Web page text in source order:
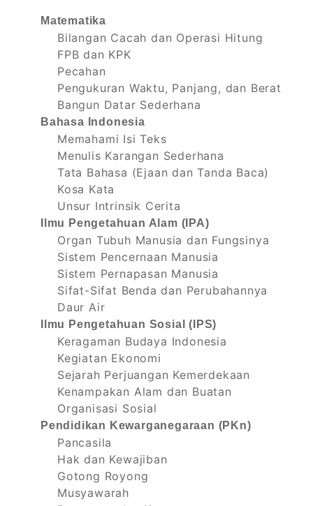
Matematika
Bilangan Cacah dan Operasi Hitung
FPB dan KPK
Pecahan
Pengukuran Waktu, Panjang, dan Berat
Bangun Datar Sederhana
Bahasa Indonesia
Memahami Isi Teks
Menulis Karangan Sederhana
Tata Bahasa (Ejaan dan Tanda Baca)
Kosa Kata
Unsur Intrinsik Cerita
Ilmu Pengetahuan Alam (IPA)
Organ Tubuh Manusia dan Fungsinya
Sistem Pencernaan Manusia
Sistem Pernapasan Manusia
Sifat-Sifat Benda dan Perubahannya
Daur Air
Ilmu Pengetahuan Sosial (IPS)
Keragaman Budaya Indonesia
Kegiatan Ekonomi
Sejarah Perjuangan Kemerdekaan
Kenampakan Alam dan Buatan
Organisasi Sosial
Pendidikan Kewarganegaraan (PKn)
Pancasila
Hak dan Kewajiban
Gotong Royong
Musyawarah